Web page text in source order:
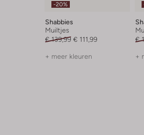
-20%
Shabbies
Muiltjes
€ 139,99 € 111,99
+ meer kleuren
€
+